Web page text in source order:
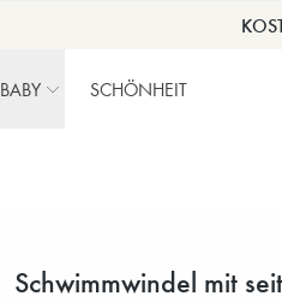
BABY SCHÖNHEIT
Schwimmwindel mit